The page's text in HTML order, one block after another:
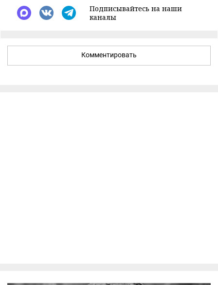
Подписывайтесь на наши
каналы
Комментировать